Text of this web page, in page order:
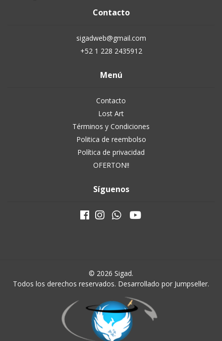
Contacto
sigadweb@gmail.com
+52 1 228 2435912
Menú
Contacto
Lost Art
Términos y Condiciones
Politica de reembolso
Política de privacidad
OFERTON!!
Síguenos
© 2026 Sigad.
Todos los derechos reservados. Desarrollado por Jumpseller.